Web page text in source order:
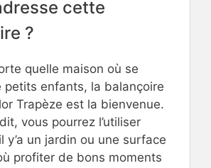
cette
?
quelle maison où se
petits enfants, la balançoire
Trapèze est la bienvenue.
vous pourrez l’utiliser
y’a un jardin ou une surface
profiter de bons moments